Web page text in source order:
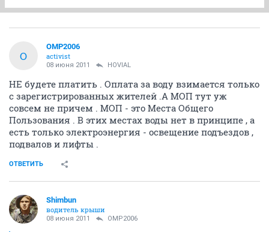
O
OMP2006
activist
08 июня 2011 HOVIAL
НЕ будете платить . Оплата за воду взимается только
с зарегистрированных жителей .А МОП тут уж
совсем не причем . МОП - это Места Общего
Пользования . В этих местах воды нет в принципе , а
есть только электроэнергия - освещение подъездов ,
подвалов и лифты .
ОТВЕТИТЬ
Shimbun
водитель крыши
08 июня 2011 OMP2006